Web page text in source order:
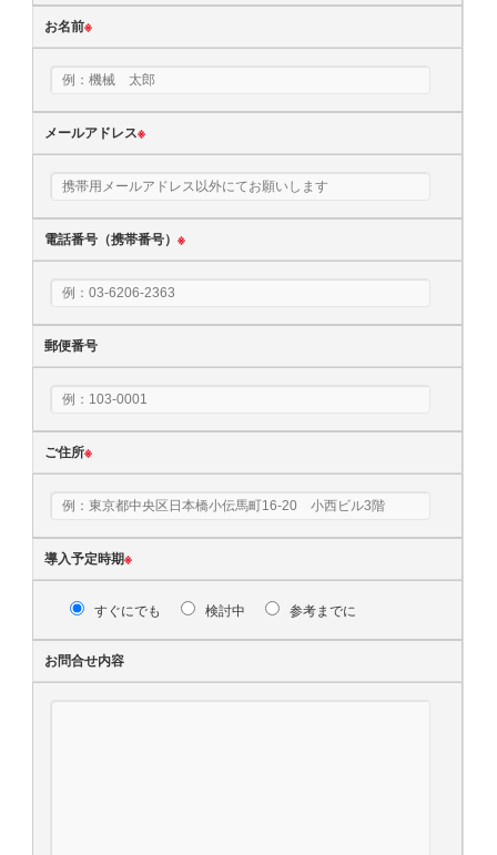
お名前※
メールアドレス※
電話番号（携帯番号）※
郵便番号
ご住所※
導入予定時期※
すぐにでも 検討中 参考までに
お問合せ内容